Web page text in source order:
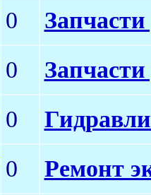
0
0
0
0 Ремонт